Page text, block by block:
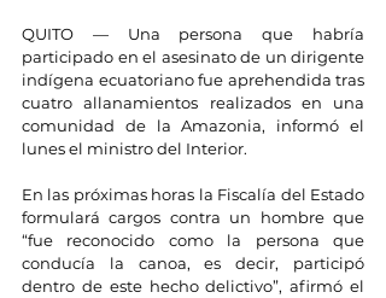
QUITO — Una persona que habría
participado en el asesinato de un dirigente
indígena ecuatoriano fue aprehendida tras
cuatro allanamientos realizados en una
comunidad de la Amazonia, informó el
lunes el ministro del Interior.
En las próximas horas la Fiscalía del Estado
formulará cargos contra un hombre que
“fue reconocido como la persona que
conducía la canoa, es decir, participó
dentro de este hecho delictivo”, afirmó el